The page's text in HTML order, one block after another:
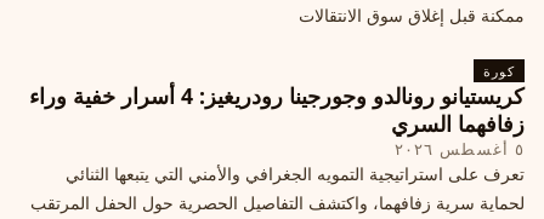
ممكنة قبل إغلاق سوق الانتقالات
كورة
كريستيانو رونالدو وجورجينا رودريغيز: 4 أسرار خفية وراء
زفافهما السري
٥ أغسطس ٢٠٢٦
تعرف على استراتيجية التمويه الجغرافي والأمني التي يتبعها الثنائي
لحماية سرية زفافهما، واكتشف التفاصيل الحصرية حول الحفل المرتقب